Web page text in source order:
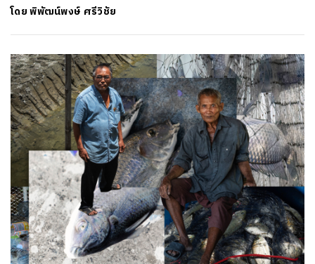
โดยพิพัฒน์พงษ์ ศรีวิชัย
ค้นหา
SHARE TWEET LINE EMAIL